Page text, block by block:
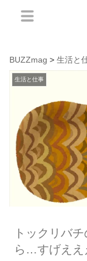
BUZZmag > 生活と
生活と仕事
トックリバ
ら…すげええ